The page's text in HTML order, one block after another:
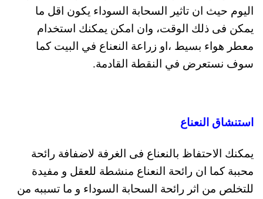
اليوم حيث ان تاثير السحابة السوداء يكون اقل ما
يمكن فى ذلك الوقت، وان امكن يمكنك استخدام
معطر هواء بسيط ،او زراعة النعناع في البيت كما
سوف نستعرض في النقطة القادمة.
استنشاق النعناع
يمكنك الاحتفاظ بالنعناع فى الغرفة لاضفافة رائحة
محببة كما ان رائحة النعناع منشطة للعقل و مفيدة
للتخلص من اثر رائحة السحابة السوداء و ما تسببه من